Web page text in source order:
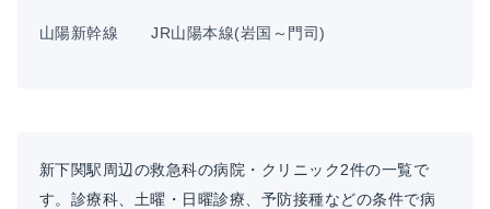
山陽新幹線 JR山陽本線(岩国～門司)
新下関駅周辺の救急科の病院・クリニック2件の一覧で
す。診療科、土曜・日曜診療、予防接種などの条件で病